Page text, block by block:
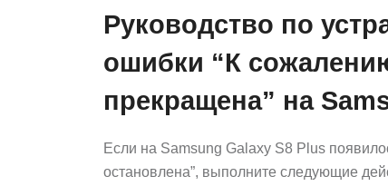
Руководство по
ошибки “К
прекращена” на
Если на Samsung Galaxy S8 Plus
остановлена”, выполните следующие